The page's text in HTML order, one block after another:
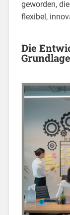
geworden,
flexibel,
Die